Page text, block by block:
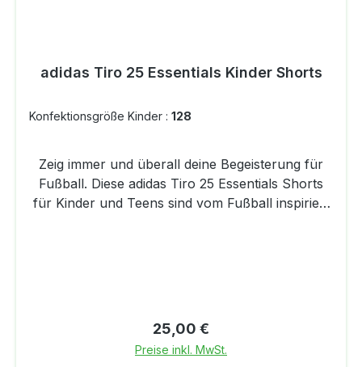
adidas Tiro 25 Essentials Kinder Shorts
Konfektionsgröße Kinder : 128
Zeig immer und überall deine Begeisterung für
Fußball. Diese adidas Tiro 25 Essentials Shorts
für Kinder und Teens sind vom Fußball inspiriert
einer Jeans wird ein klassischer oder lässiger
recycelten Materialien
Regulärer Preis:
25,00 €
Preise inkl. MwSt.